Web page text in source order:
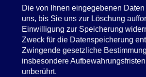
Die von Ihnen eingegebenen
uns, bis Sie uns zur Löschung
Einwilligung zur Speicherung
Zweck für die Datenspeicherung
Zwingende gesetzliche
insbesondere
unberührt.